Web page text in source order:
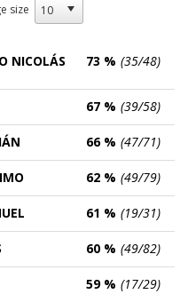
size
NICOLÁS 73 % (35/48)
67 % (39/58)
66 % (47/71)
62 % (49/79)
61 % (19/31)
60 % (49/82)
59 % (17/29)